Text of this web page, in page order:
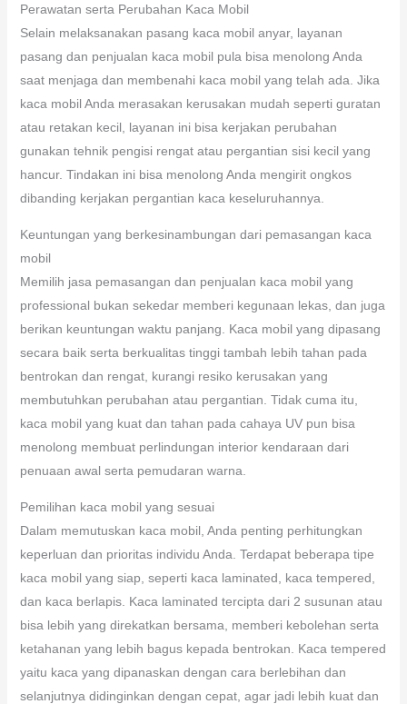
Perawatan serta Perubahan Kaca Mobil
Selain melaksanakan pasang kaca mobil anyar, layanan
pasang dan penjualan kaca mobil pula bisa menolong Anda
saat menjaga dan membenahi kaca mobil yang telah ada. Jika
kaca mobil Anda merasakan kerusakan mudah seperti guratan
atau retakan kecil, layanan ini bisa kerjakan perubahan
gunakan tehnik pengisi rengat atau pergantian sisi kecil yang
hancur. Tindakan ini bisa menolong Anda mengirit ongkos
dibanding kerjakan pergantian kaca keseluruhannya.
Keuntungan yang berkesinambungan dari pemasangan kaca
mobil
Memilih jasa pemasangan dan penjualan kaca mobil yang
professional bukan sekedar memberi kegunaan lekas, dan juga
berikan keuntungan waktu panjang. Kaca mobil yang dipasang
secara baik serta berkualitas tinggi tambah lebih tahan pada
bentrokan dan rengat, kurangi resiko kerusakan yang
membutuhkan perubahan atau pergantian. Tidak cuma itu,
kaca mobil yang kuat dan tahan pada cahaya UV pun bisa
menolong membuat perlindungan interior kendaraan dari
penuaan awal serta pemudaran warna.
Pemilihan kaca mobil yang sesuai
Dalam memutuskan kaca mobil, Anda penting perhitungkan
keperluan dan prioritas individu Anda. Terdapat beberapa tipe
kaca mobil yang siap, seperti kaca laminated, kaca tempered,
dan kaca berlapis. Kaca laminated tercipta dari 2 susunan atau
bisa lebih yang direkatkan bersama, memberi kebolehan serta
ketahanan yang lebih bagus kepada bentrokan. Kaca tempered
yaitu kaca yang dipanaskan dengan cara berlebihan dan
selanjutnya didinginkan dengan cepat, agar jadi lebih kuat dan